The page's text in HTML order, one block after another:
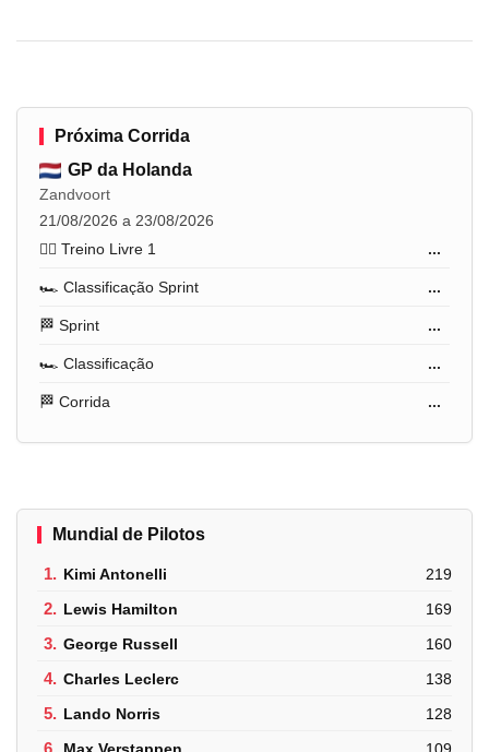
Próxima Corrida
GP da Holanda
Zandvoort
21/08/2026 a 23/08/2026
🏋️‍♂️ Treino Livre 1
...
🏎️ Classificação Sprint ...
🏁 Sprint ...
🏎️ Classificação ...
🏁 Corrida ...
Mundial de Pilotos
1. Kimi Antonelli 219
2. Lewis Hamilton 169
3. George Russell 160
4. Charles Leclerc 138
5. Lando Norris 128
6. Max Verstappen 109